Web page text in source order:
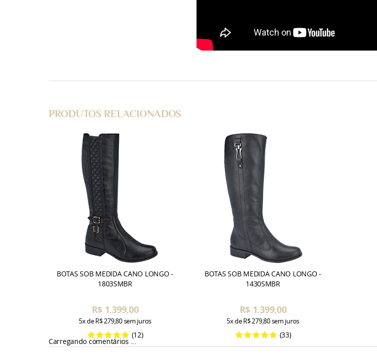
PRODUTOS RELACIONADOS
BOTAS SOB MEDIDA CANO LONGO -
1803SMBR
(12)
R$ 1.399,00
5xdeR$ 279,80sem juros
BOTAS SOB MEDIDA CANO LONGO -
1430SMBR
(33)
R$ 1.399,00
5xdeR$ 279,80sem juros
Carregando comentários ...